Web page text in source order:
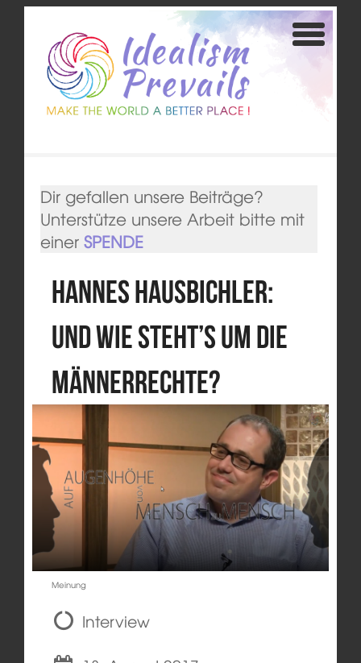
Dir gefallen unsere Beiträge?
Unterstütze unsere Arbeit bitte mit
einer SPENDE
Hannes Hausbichler:
Und wie steht’s um die
Männerrechte?
Meinung
Interview